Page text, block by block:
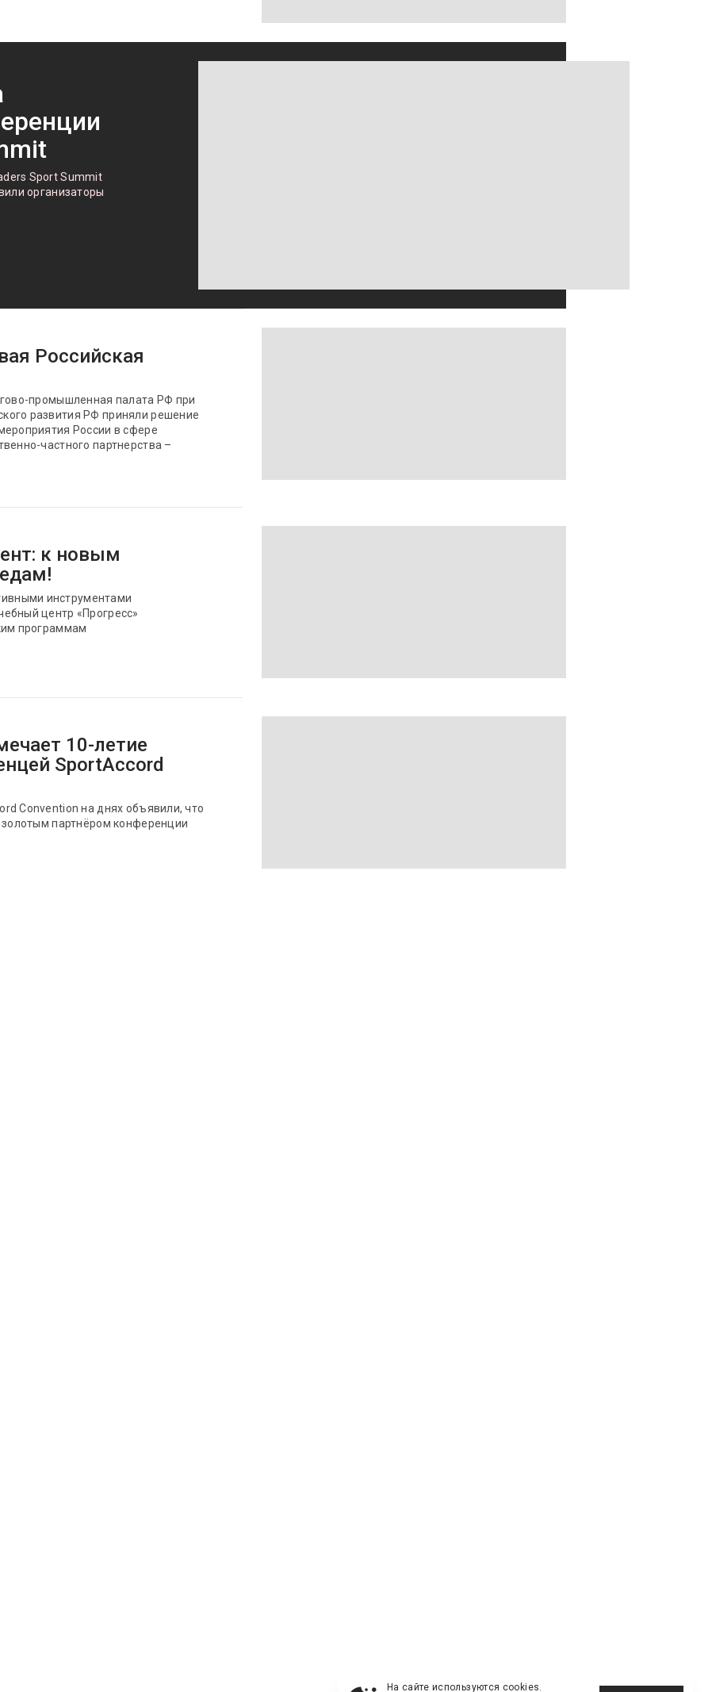
Sport Summit
организаторы
Российская
промышленная палата РФ при
развития РФ приняли решение
России в сфере
частного партнерства –
к новым
инструментами
центр «Прогресс»
программам
10-летие
SportAccord
Convention на днях объявили, что
партнёром конференции
На сайте используются cookies.